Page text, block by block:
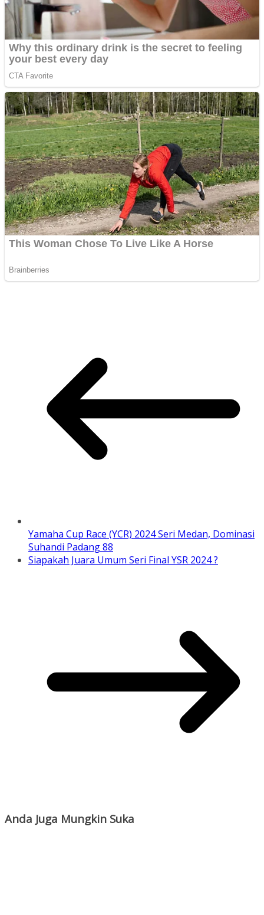
Yamaha Cup Race (YCR) 2024 Seri Medan, Dominasi
Suhandi Padang 88
Siapakah Juara Umum Seri Final YSR 2024 ?
Anda Juga Mungkin Suka